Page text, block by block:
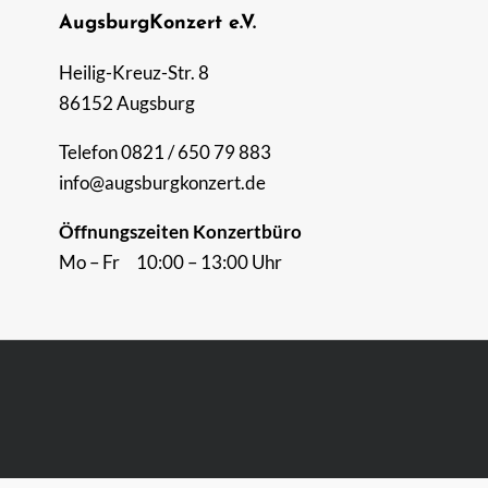
AugsburgKonzert e.V.
Heilig-Kreuz-Str. 8
86152 Augsburg
Telefon 0821 / 650 79 883
info@augsburgkonzert.de
Öffnungszeiten Konzertbüro
Mo – Fr 10:00 – 13:00 Uhr